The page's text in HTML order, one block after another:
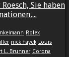
Sie haben
Rolex
nick hayek Louis
L. Brunner Corona